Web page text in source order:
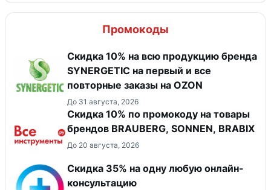
Промокоды
Скидка 10% на всю продукцию бренда
SYNERGETIC на первый и все
повторные заказы на OZON
До 31 августа, 2026
Скидка 10% по промокоду на товары
брендов BRAUBERG, SONNEN, BRABIX
До 20 августа, 2026
Скидка 35% на одну любую онлайн-
консультацию